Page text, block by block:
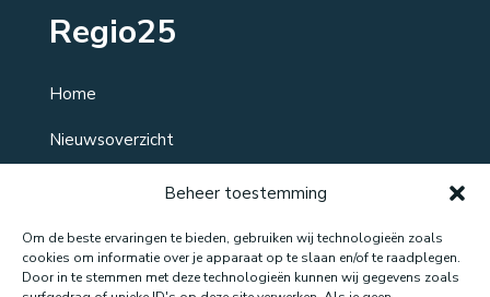
Beheer toestemming
Om de beste ervaringen te bieden, gebruiken wij technologieën zoals
cookies om informatie over je apparaat op te slaan en/of te raadplegen.
Door in te stemmen met deze technologieën kunnen wij gegevens zoals
Regio25
Home
Nieuwsoverzicht
Contact